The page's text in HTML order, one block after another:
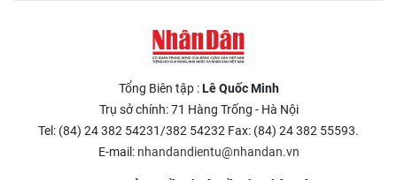
Tổng Biên tập :Lê Quốc Minh
Trụ sở chính: 71 Hàng Trống - Hà Nội
Tel: (84) 24 382 54231/382 54232 Fax: (84) 24 382 55593.
E-mail: nhandandientu@nhandan.vn